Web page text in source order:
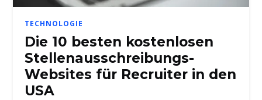
TECHNOLOGIE
Die 10 besten kostenlosen
Stellenausschreibungs-
Websites für Recruiter in den
USA